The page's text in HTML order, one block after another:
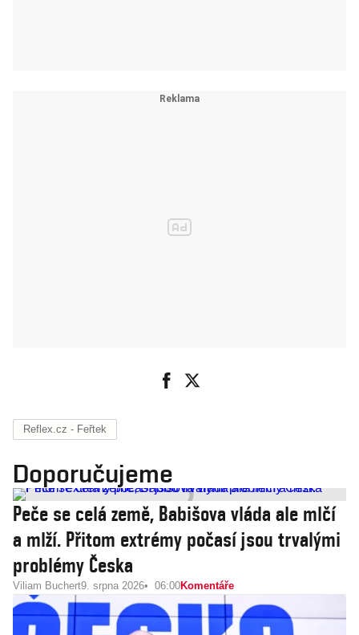
Reflex.cz - Feřtek
Doporučujeme
Peče se celá země, Babišova vláda ale mlčí
a mlží. Přitom extrémy počasí jsou trvalými
problémy Česka
Viliam Buchert9. srpna 2026 06:00Komentáře